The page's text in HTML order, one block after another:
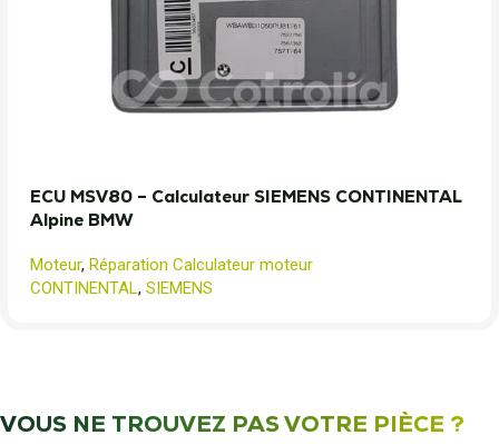
ECU MSV80 – Calculateur SIEMENS CONTINENTAL
Alpine BMW
Moteur, Réparation Calculateur moteur
CONTINENTAL, SIEMENS
VOUS NE TROUVEZ PAS VOTRE PIÈCE ?